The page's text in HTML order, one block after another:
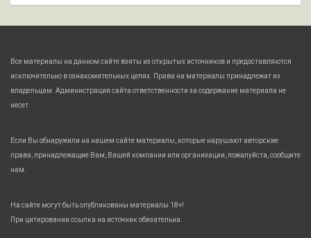
Все материалы на данном сайте взяты из открытых источников и предоставляются
исключительно в ознакомительных целях. Права на материалы принадлежат их
владельцам. Администрация сайта ответственности за содержание материала не
несет.
Если Вы обнаружили на нашем сайте материалы, которые нарушают авторские
права, принадлежащие Вам, Вашей компании или организации, пожалуйста, сообщите
нам.
На сайте могут быть опубликованы материалы 18+!
При цитировании ссылка на источник обязательна.